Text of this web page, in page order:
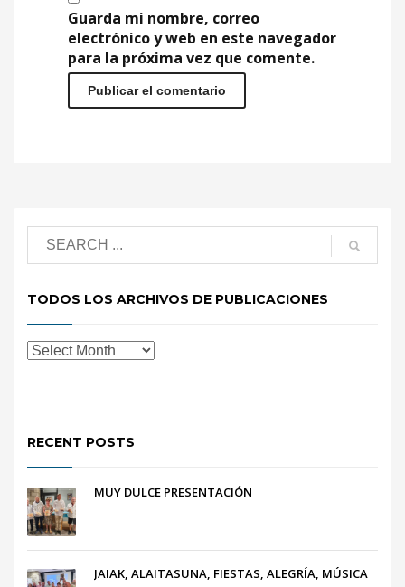
Guarda mi nombre, correo
electrónico y web en este navegador
para la próxima vez que comente.
TODOS LOS ARCHIVOS DE PUBLICACIONES
RECENT POSTS
MUY DULCE PRESENTACIÓN
JAIAK, ALAITASUNA, FIESTAS, ALEGRÍA, MÚSICA